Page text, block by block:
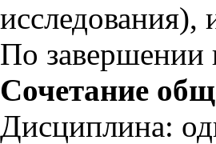
По завершении
Сочетание
Дисциплина: